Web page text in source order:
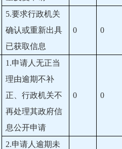
5.要求行政机关
确认或重新出具
已获取信息
0 0
1.申请人无正当
理由逾期不补
正、行政机关不
再处理其政府信
息公开申请
0 0
2.申请人逾期未